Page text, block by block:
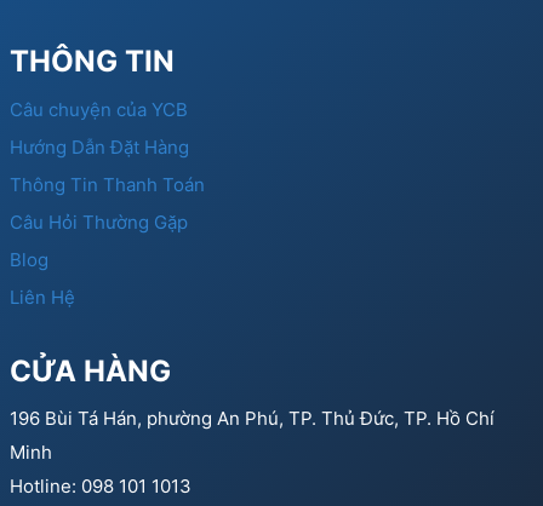
THÔNG TIN
Câu chuyện của YCB
Hướng Dẫn Đặt Hàng
Thông Tin Thanh Toán
Câu Hỏi Thường Gặp
Blog
Liên Hệ
CỬA HÀNG
196 Bùi Tá Hán, phường An Phú, TP. Thủ Đức, TP. Hồ Chí
Minh
Hotline: 098 101 1013